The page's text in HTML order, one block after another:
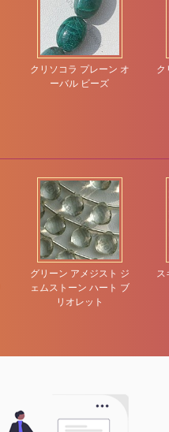
クリソコラ プレーン オ
ーバル ビーズ
ク
グリーン アメジスト ジ
ェムストーン ハート ブ
リオレット
ス